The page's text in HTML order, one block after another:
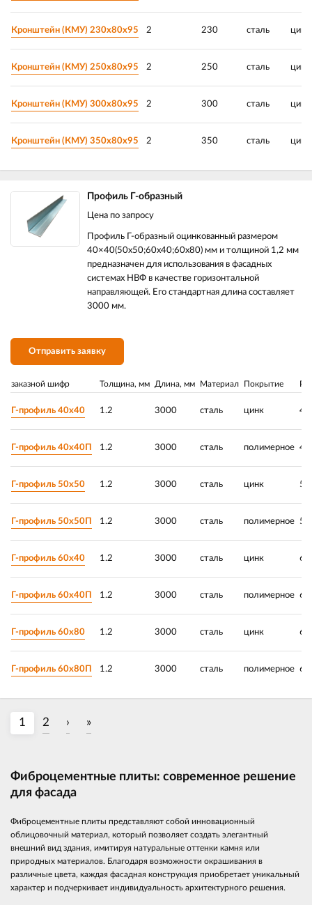
Кронштейн (КМУ) 230х80х95 2 230 сталь цинк
Кронштейн (КМУ) 250х80х95 2 250 сталь цинк
Кронштейн (КМУ) 300х80х95 2 300 сталь цинк
Кронштейн (КМУ) 350х80х95 2 350 сталь цинк
Профиль Г-образный
Цена по запросу
Профиль Г-образный оцинкованный размером
40×40(50х50;60х40;60х80) мм и толщиной 1,2 мм
предназначен для использования в фасадных
системах НВФ в качестве горизонтальной
направляющей. Его стандартная длина составляет
3000 мм.
Отправить заявку
заказной шифр Толщина, мм Длина, мм Материал Покрытие
Г-профиль 40х40 1.2 3000 сталь цинк
Г-профиль 40х40П 1.2 3000 сталь полимерное
Г-профиль 50х50 1.2 3000 сталь цинк
Г-профиль 50х50П 1.2 3000 сталь полимерное
Г-профиль 60х40 1.2 3000 сталь цинк
Г-профиль 60х40П 1.2 3000 сталь полимерное
Г-профиль 60х80 1.2 3000 сталь цинк
Г-профиль 60х80П 1.2 3000 сталь полимерное
1 2 › »
Фиброцементные плиты: современное решение
для фасада
Фиброцементные плиты представляют собой инновационный
облицовочный материал, который позволяет создать элегантный
внешний вид здания, имитируя натуральные оттенки камня или
природных материалов. Благодаря возможности окрашивания в
различные цвета, каждая фасадная конструкция приобретает уникальный
характер и подчеркивает индивидуальность архитектурного решения.